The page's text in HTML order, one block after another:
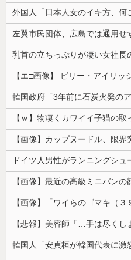
乳首の立ちっぷりが凄い女社長
【エ□画像】 ビリー・アイリ
【ｗ】物凄くカワイイ子猫の取
【画像】カップヌードル、限界
【画像】最近の高級ミニバン
【画像】「ワイらのゴマキ（３
【悲報】美容師「…手は尽く